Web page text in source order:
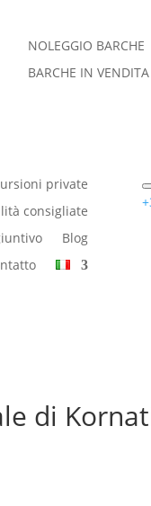
NOLEGGIO BARCHE
BARCHE IN VENDITA
private
consigliate
Blog
di